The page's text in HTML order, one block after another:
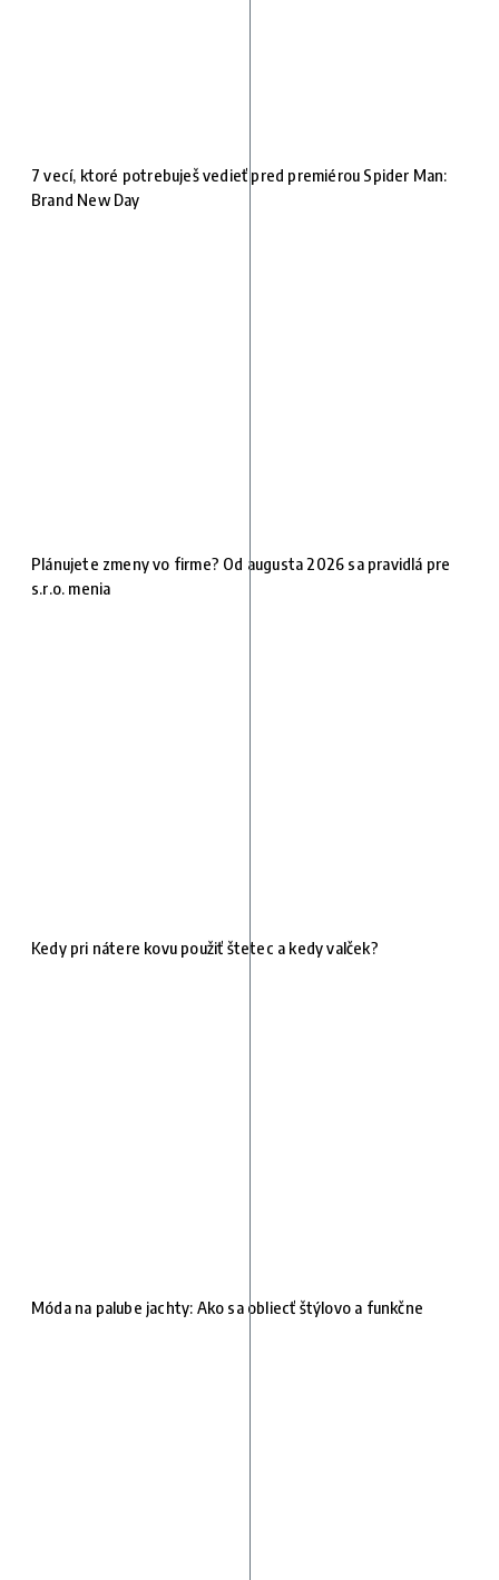
7 vecí, ktoré potrebuješ vedieť pred premiérou Spider Man:
Brand New Day
Plánujete zmeny vo firme? Od augusta 2026 sa pravidlá pre
s.r.o. menia
Kedy pri nátere kovu použiť štetec a kedy valček?
Móda na palube jachty: Ako sa obliecť štýlovo a funkčne